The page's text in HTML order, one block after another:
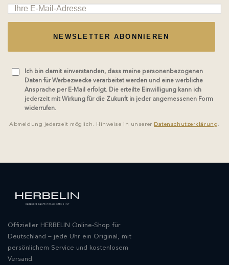
NEWSLETTER ABONNIEREN
Ich bin damit einverstanden, dass meine personenbezogenen
Daten für Werbezwecke verarbeitet werden und eine werbliche
Ansprache per E-Mail erfolgt. Die erteilte Einwilligung kann ich
jederzeit mit Wirkung für die Zukunft in jeder angemessenen Form
widerrufen.
Abmeldung jederzeit möglich. Hinweise in unserer Datenschutzerklärung.
Offizieller HERBELIN Online-Shop für
Deutschland – jede Uhr ein Original, mit
persönlichem Service und kostenlosem
Versand.